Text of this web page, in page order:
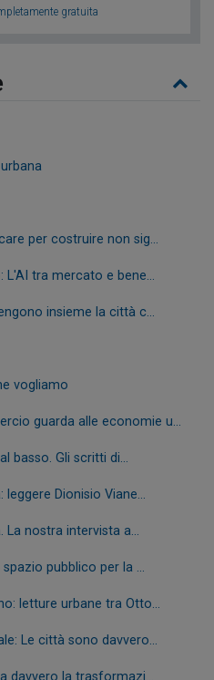
gratuita
per costruire non sig...
L'AI tra mercato e bene...
insieme la città c...
vogliamo
guarda alle economie u...
basso. Gli scritti di...
leggere Dionisio Viane...
La nostra intervista a...
pubblico per la ...
letture urbane tra Otto...
Le città sono davvero...